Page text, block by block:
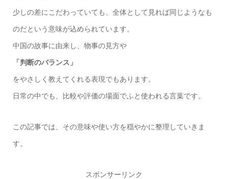
少しの差にこだわっていても、全体として見れば同じようなも
のだという意味が込められています。
中国の故事に由来し、物事の見方や
「判断のバランス」
をやさしく教えてくれる表現でもあります。
日常の中でも、比較や評価の場面でふと使われる言葉です。
この記事では、その意味や使い方を穏やかに整理していきま
す。
スポンサーリンク